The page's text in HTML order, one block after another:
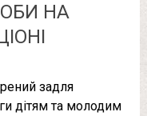
НА
задля
дітям та молодим